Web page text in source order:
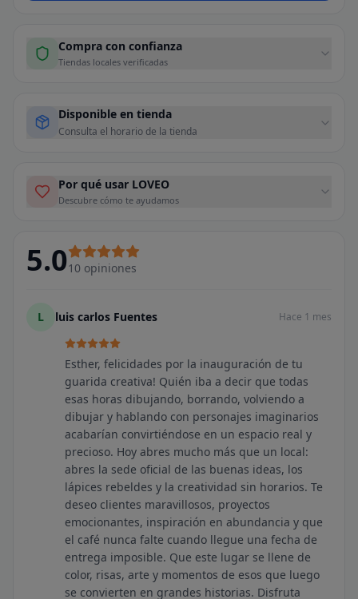
Compra con confianza
Tiendas locales verificadas
Disponible en tienda
Consulta el horario de la tienda
Por qué usar LOVEO
Descubre cómo te ayudamos
5.010 opiniones
L luis carlos Fuentes Hace 1 mes
Esther, felicidades por la inauguración de tu
guarida creativa! Quién iba a decir que todas
esas horas dibujando, borrando, volviendo a
dibujar y hablando con personajes imaginarios
acabarían convirtiéndose en un espacio real y
precioso. Hoy abres mucho más que un local:
abres la sede oficial de las buenas ideas, los
lápices rebeldes y la creatividad sin horarios. Te
deseo clientes maravillosos, proyectos
emocionantes, inspiración en abundancia y que
el café nunca falte cuando llegue una fecha de
entrega imposible. Que este lugar se llene de
color, risas, arte y momentos de esos que luego
se convierten en grandes historias. Disfruta